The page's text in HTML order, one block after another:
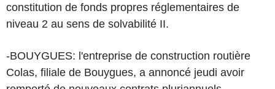
constitution de fonds propres réglementaires de
niveau 2 au sens de solvabilité II.
-BOUYGUES: l'entreprise de construction routière
Colas, filiale de Bouygues, a annoncé jeudi avoir